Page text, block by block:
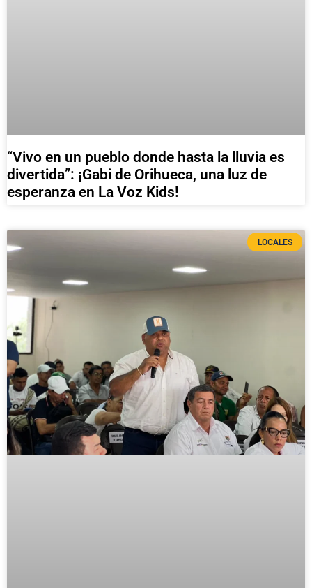
“Vivo en un pueblo donde hasta la lluvia es
divertida”: ¡Gabi de Orihueca, una luz de
esperanza en La Voz Kids!
LOCALES